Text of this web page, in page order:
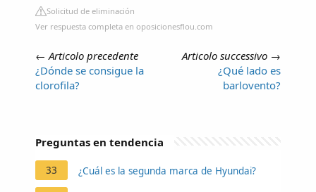
Solicitud de eliminación
Ver respuesta completa en oposicionesflou.com
←Articolo precedente
¿Dónde se consigue la
clorofila?
Articolo successivo →
¿Qué lado es
barlovento?
Preguntas en tendencia
33 ¿Cuál es la segunda marca de Hyundai?